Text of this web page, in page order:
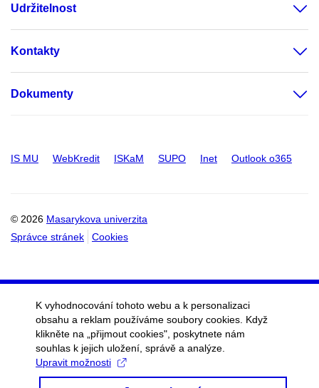
Udržitelnost
Kontakty
Dokumenty
IS MU WebKredit ISKaM SUPO Inet Outlook o365
© 2026 Masarykova univerzita
Správce stránek
Cookies
K vyhodnocování tohoto webu a k personalizaci
obsahu a reklam používáme soubory cookies. Když
klikněte na „přijmout cookies", poskytnete nám
souhlas k jejich uložení, správě a analýze.
Upravit možnosti